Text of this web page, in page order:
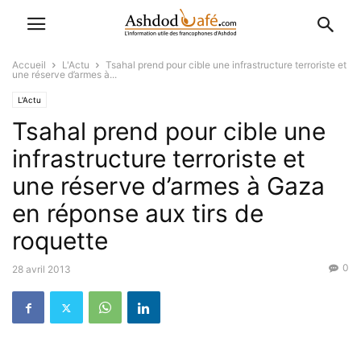
Accueil L'Actu
Tsahal prend pour cible une infrastructure terroriste et
une réserve d’armes à...
L'Actu
Tsahal prend pour cible une
infrastructure terroriste et
une réserve d’armes à Gaza
en réponse aux tirs de
roquette
28 avril 2013 0